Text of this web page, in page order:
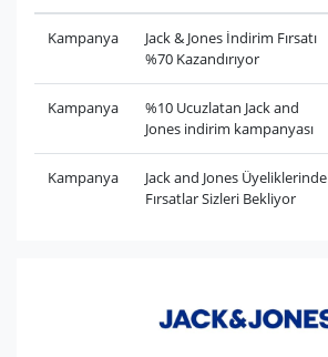
Kampanya
Jack & Jones İndirim Fırsatı
%70 Kazandırıyor
Kampanya
%10 Ucuzlatan Jack and
Jones indirim kampanyası
Kampanya
Jack and Jones Üyeliklerinde
Fırsatlar Sizleri Bekliyor